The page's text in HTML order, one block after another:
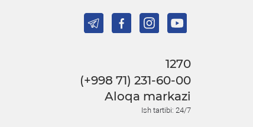
1270
(+998 71) 231-60-00
Aloqa markazi
Ish tartibi: 24/7